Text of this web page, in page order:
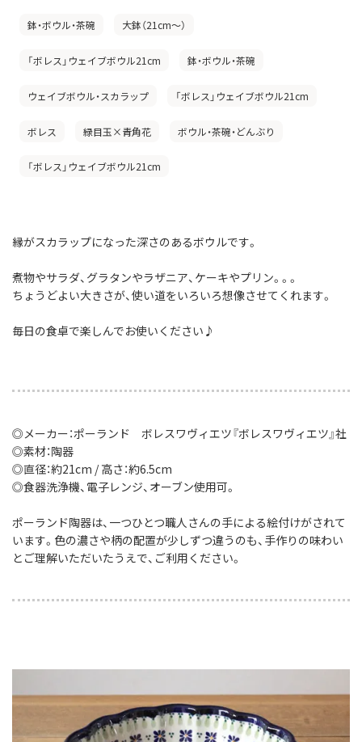
鉢・ボウル・茶碗 大鉢（21cm〜）
「ボレス」ウェイブボウル21cm 鉢・ボウル・茶碗
ウェイブボウル・スカラップ 「ボレス」ウェイブボウル21cm
ボレス 緑目玉×青角花 ボウル・茶碗・どんぶり
「ボレス」ウェイブボウル21cm
縁がスカラップになった深さのあるボウルです。
煮物やサラダ、グラタンやラザニア、ケーキやプリン。。。
ちょうどよい大きさが、使い道をいろいろ想像させてくれます。
毎日の食卓で楽しんでお使いください♪
◎メーカー：ポーランド ボレスワヴィエツ『ボレスワヴィエツ』社
◎素材：陶器
◎直径：約21cm / 高さ：約6.5cm
◎食器洗浄機、電子レンジ、オーブン使用可。
ポーランド陶器は、一つひとつ職人さんの手による絵付けがされて
います。色の濃さや柄の配置が少しずつ違うのも、手作りの味わい
とご理解いただいたうえで、ご利用ください。